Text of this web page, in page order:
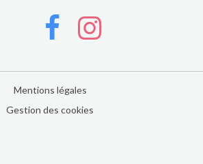
Mentions légales
Gestion des cookies